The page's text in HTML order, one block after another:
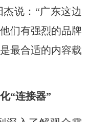
说：“广东这边
们有强烈的品牌
最合适的内容载
“连接器”